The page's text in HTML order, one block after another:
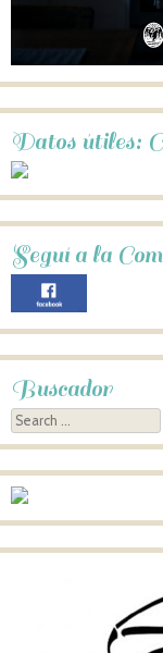
Datos útiles:
Seguí a la
Buscador
Search